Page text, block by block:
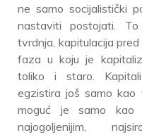
ne samo socijalistički
nastaviti postojati.
tvrdnja, kapitulacija
faza u koju je
toliko i staro.
egzistira još samo kao
moguć je samo kao
najogoljenijim,